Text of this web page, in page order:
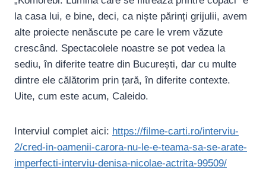
la casa lui, e bine, deci, ca niște părinți grijulii, avem
alte proiecte nenăscute pe care le vrem văzute
crescând. Spectacolele noastre se pot vedea la
sediu, în diferite teatre din București, dar cu multe
dintre ele călătorim prin țară, în diferite contexte.
Uite, cum este acum, Caleido.
Interviul complet aici: https://filme-carti.ro/interviu-
2/cred-in-oamenii-carora-nu-le-e-teama-sa-se-arate-
imperfecti-interviu-denisa-nicolae-actrita-99509/